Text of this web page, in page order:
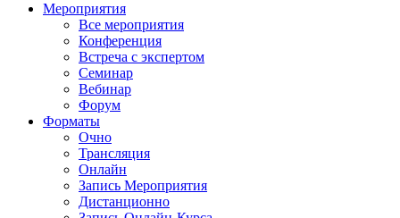
Мероприятия
Все мероприятия
Конференция
Встреча с экспертом
Семинар
Вебинар
Форум
Форматы
Очно
Трансляция
Онлайн
Запись Мероприятия
Дистанционно